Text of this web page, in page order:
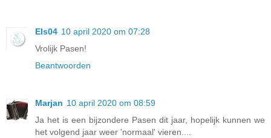
Els04 10 april 2020 om 07:28
Vrolijk Pasen!
Beantwoorden
Marjan 10 april 2020 om 08:59
Ja het is een bijzondere Pasen dit jaar, hopelijk kunnen we
het volgend jaar weer 'normaal' vieren....